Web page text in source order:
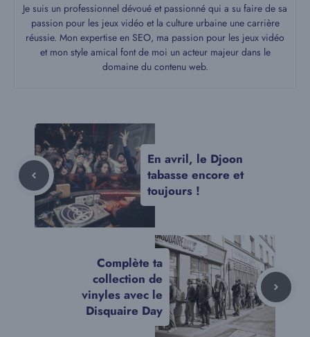
Je suis un professionnel dévoué et passionné qui a su faire de sa
passion pour les jeux vidéo et la culture urbaine une carrière
réussie. Mon expertise en SEO, ma passion pour les jeux vidéo
et mon style amical font de moi un acteur majeur dans le
domaine du contenu web.
En avril, le Djoon
tabasse encore et
toujours !
Complète ta
collection de
vinyles avec le
Disquaire Day